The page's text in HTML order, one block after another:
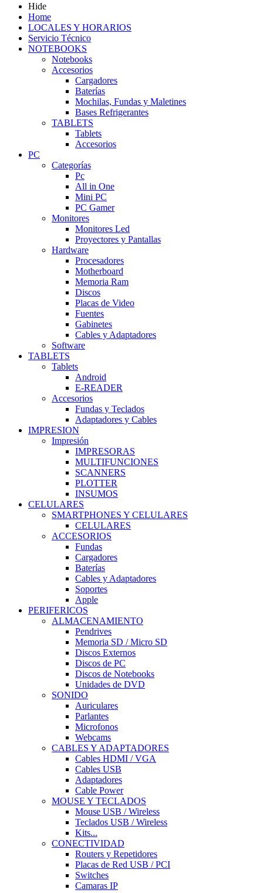
Hide
Home
LOCALES Y HORARIOS
Servicio Técnico
NOTEBOOKS
Notebooks
Accesorios
Cargadores
Baterías
Mochilas, Fundas y Maletines
Bases Refrigerantes
TABLETS
Tablets
Accesorios
PC
Categorías
Pc
All in One
Mini PC
PC Gamer
Monitores
Monitores Led
Proyectores y Pantallas
Hardware
Procesadores
Motherboard
Memoria Ram
Discos
Placas de Video
Fuentes
Gabinetes
Cables y Adaptadores
Software
TABLETS
Tablets
Android
E-READER
Accesorios
Fundas y Teclados
Adaptadores y Cables
IMPRESION
Impresión
IMPRESORAS
MULTIFUNCIONES
SCANNERS
PLOTTER
INSUMOS
CELULARES
SMARTPHONES Y CELULARES
CELULARES
ACCESORIOS
Fundas
Cargadores
Baterías
Cables y Adaptadores
Soportes
Apple
PERIFERICOS
ALMACENAMIENTO
Pendrives
Memoria SD / Micro SD
Discos Externos
Discos de PC
Discos de Notebooks
Unidades de DVD
SONIDO
Auriculares
Parlantes
Microfonos
Webcams
CABLES Y ADAPTADORES
Cables HDMI / VGA
Cables USB
Adaptadores
Cable Power
MOUSE Y TECLADOS
Mouse USB / Wireless
Teclados USB / Wireless
Kits...
CONECTIVIDAD
Routers y Repetidores
Placas de Red USB / PCI
Switches
Camaras IP